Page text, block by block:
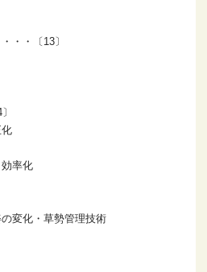
・・〔13〕
率化
化・草勢管理技術